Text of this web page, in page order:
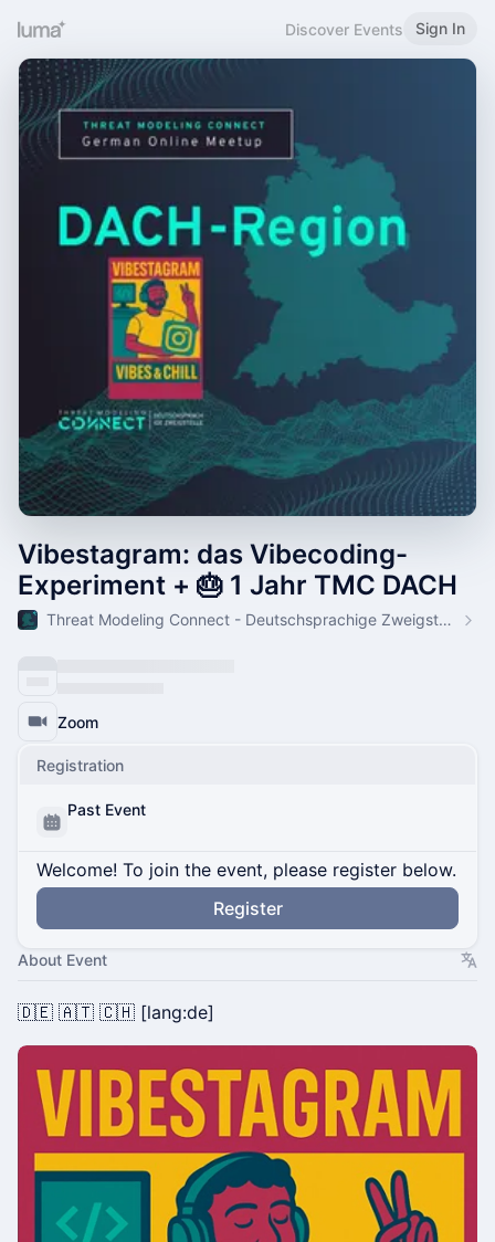
Discover Events Sign In
Vibestagram: das Vibecoding-
Experiment + 🎂 1 Jahr TMC DACH
Threat Modeling Connect - Deutschsprachige Zweigstelle
Zoom
Registration
Past Event
Welcome! To join the event, please register below.
Register
About Event
🇩🇪 🇦🇹 🇨🇭 [lang:de]